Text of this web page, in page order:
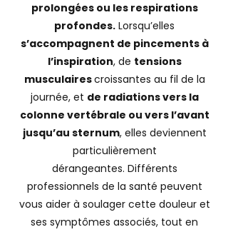
prolongées ou les respirations
profondes. Lorsqu’elles
s’accompagnent de pincements à
l’inspiration, de tensions
musculairescroissantes au fil de la
journée, et de radiations vers la
colonne vertébrale ou vers l’avant
jusqu’au sternum, elles deviennent
particulièrement
dérangeantes. Différents
professionnels de la santé peuvent
vous aider à soulager cette douleur et
ses symptômes associés, tout en